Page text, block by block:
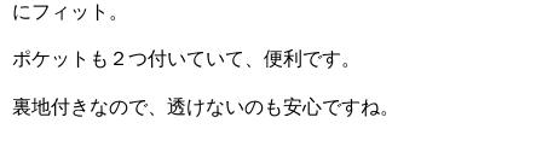
にフィット。
ポケットも２つ付いていて、便利です。
裏地付きなので、透けないのも安心ですね。